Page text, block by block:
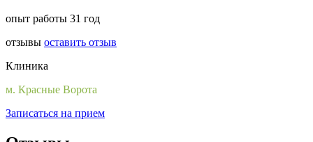
опыт работы 31 год
отзывы оставить отзыв
Клиника
м. Красные Ворота
Записаться на прием